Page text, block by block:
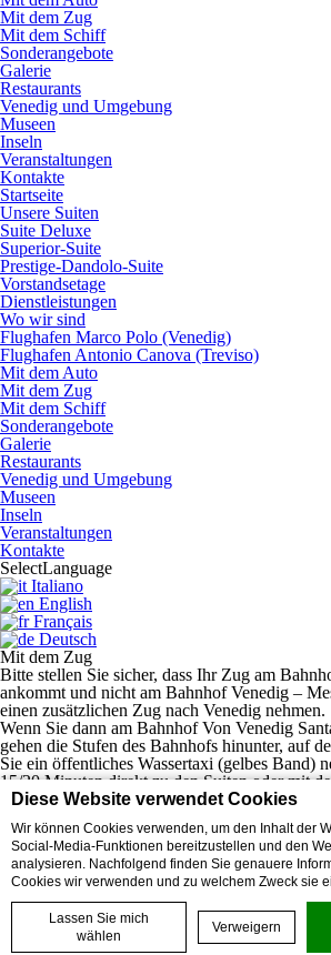
Diese Website verwendet Cookies
Wir können Cookies verwenden, um den Inhalt der
Social-Media-Funktionen bereitzustellen und den
analysieren. Nachfolgend finden Sie genauere
Cookies wir verwenden und zu welchem Zweck sie
Lassen Sie mich
wählen
Verweigern
Mit dem Zug
Mit dem Schiff
Sonderangebote
Galerie
Restaurants
Venedig und Umgebung
Museen
Inseln
Veranstaltungen
Kontakte
Startseite
Unsere Suiten
Suite Deluxe
Superior-Suite
Prestige-Dandolo-Suite
Vorstandsetage
Dienstleistungen
Wo wir sind
Flughafen Marco Polo (Venedig)
Flughafen Antonio Canova (Treviso)
Mit dem Auto
Mit dem Zug
Mit dem Schiff
Sonderangebote
Galerie
Restaurants
Venedig und Umgebung
Museen
Inseln
Veranstaltungen
Kontakte
SelectLanguage
Italiano
English
Français
Deutsch
Mit dem Zug
Bitte stellen Sie sicher, dass Ihr Zug am
ankommt und nicht am Bahnhof Venedig –
einen zusätzlichen Zug nach Venedig nehmen.
Wenn Sie dann am Bahnhof Von Venedig
gehen die Stufen des Bahnhofs hinunter, auf
Sie ein öffentliches Wassertaxi (gelbes Band)
15/20 Minuten direkt zu den Suiten oder mit
Vaporetto-Linie 2 (nur Sommersaison) oder
Minuten zur Haltestelle San Marco Vallaresso
Sie 10 Minuten zu Fuß weiterfahren.
Kontakte
Die Cà Dell’Arte Kollektion
Privatsphäre
Cookie-Richtlinie